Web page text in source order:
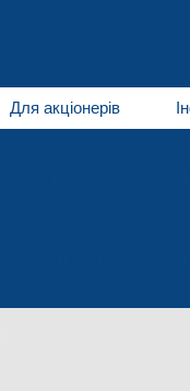
Для акціонерів